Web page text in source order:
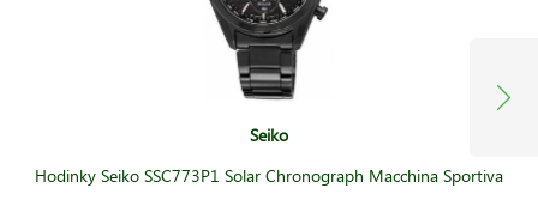
Seiko
Hodinky Seiko SSC773P1 Solar Chronograph Macchina Sportiva